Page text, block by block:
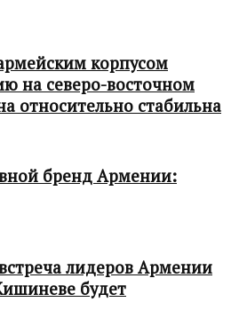
корпусом
на северо-восточном
относительно стабильна
бренд Армении:
лидеров Армении
будет